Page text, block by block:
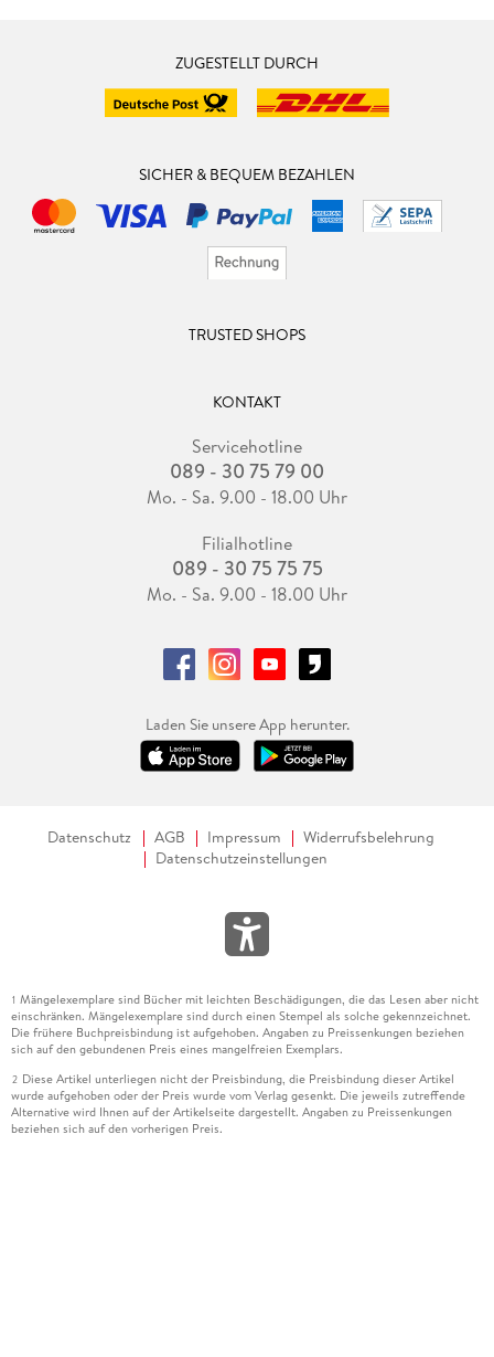
ZUGESTELLT DURCH
SICHER & BEQUEM BEZAHLEN
TRUSTED SHOPS
KONTAKT
Servicehotline
089 - 30 75 79 00
Mo. - Sa. 9.00 - 18.00 Uhr
Filialhotline
089 - 30 75 75 75
Mo. - Sa. 9.00 - 18.00 Uhr
Laden Sie unsere App herunter.
Datenschutz AGB Impressum
Widerrufsbelehrung
Datenschutzeinstellungen
1 Mängelexemplare sind Bücher mit leichten Beschädigungen, die das Lesen aber nicht
einschränken. Mängelexemplare sind durch einen Stempel als solche gekennzeichnet.
Die frühere Buchpreisbindung ist aufgehoben. Angaben zu Preissenkungen beziehen
sich auf den gebundenen Preis eines mangelfreien Exemplars.
2 Diese Artikel unterliegen nicht der Preisbindung, die Preisbindung dieser Artikel
wurde aufgehoben oder der Preis wurde vom Verlag gesenkt. Die jeweils zutreffende
Alternative wird Ihnen auf der Artikelseite dargestellt. Angaben zu Preissenkungen
beziehen sich auf den vorherigen Preis.